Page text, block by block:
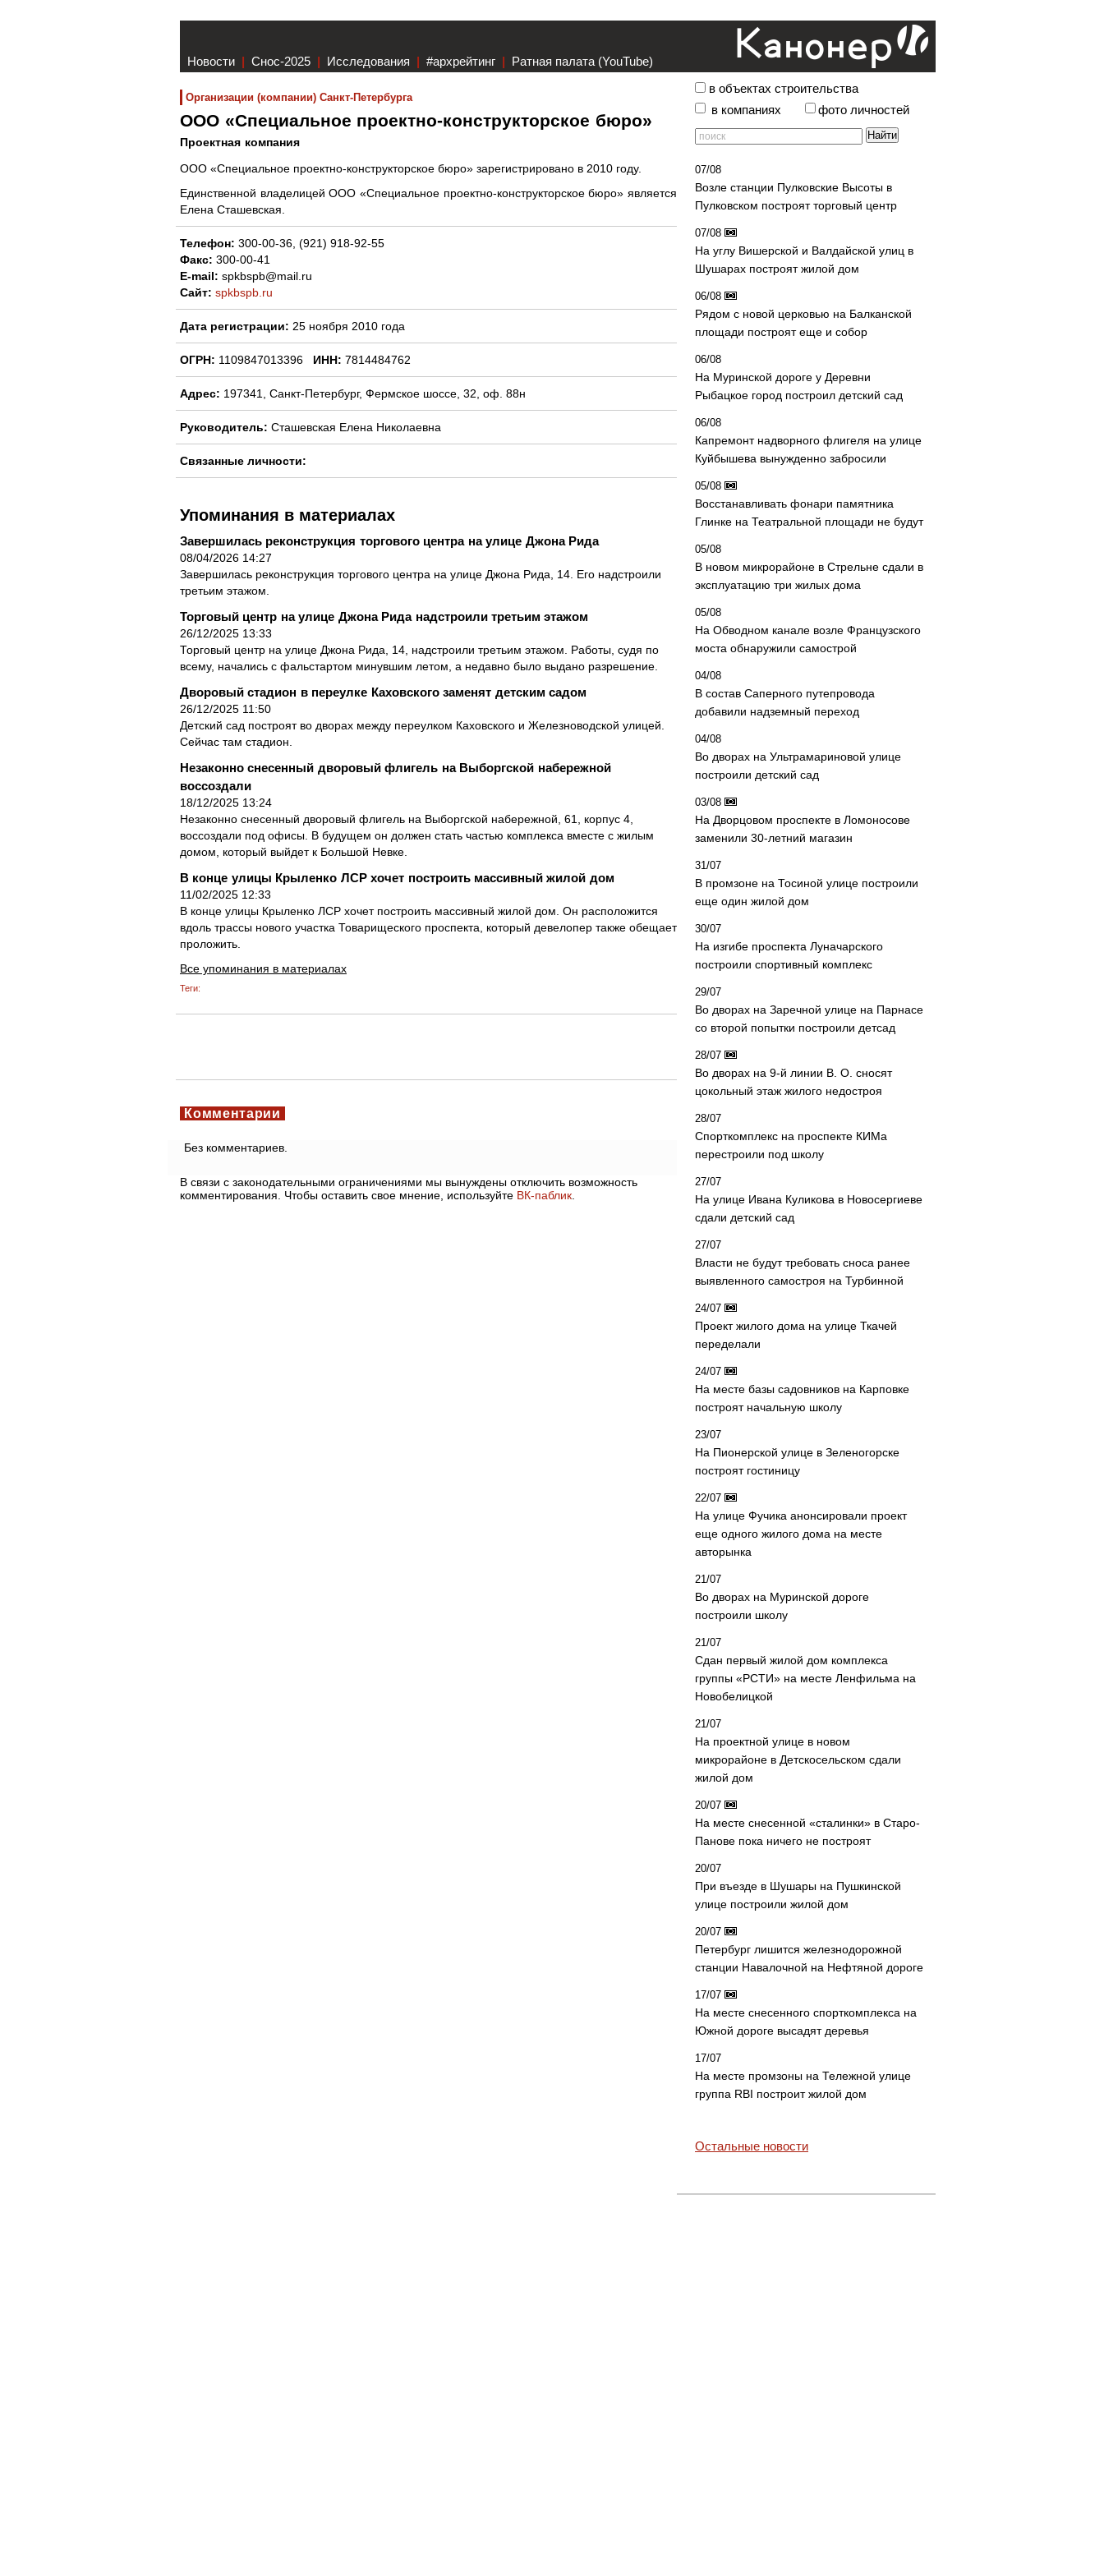
Новости | Снос-2025 | Исследования | #архрейтинг | Ратная палата (YouTube)
Организации (компании) Санкт-Петербурга
ООО «Специальное проектно-конструкторское бюро»
Проектная компания
ООО «Специальное проектно-конструкторское бюро» зарегистрировано в 2010 году.
Единственной владелицей ООО «Специальное проектно-конструкторское бюро» является
Елена Сташевская.
Телефон: 300-00-36, (921) 918-92-55
Факс: 300-00-41
E-mail: spkbspb@mail.ru
Сайт: spkbspb.ru
Дата регистрации: 25 ноября 2010 года
ОГРН: 1109847013396 ИНН: 7814484762
Адрес: 197341, Санкт-Петербург, Фермское шоссе, 32, оф. 88н
Руководитель: Сташевская Елена Николаевна
Связанные личности:
Упоминания в материалах
Завершилась реконструкция торгового центра на улице Джона Рида
08/04/2026 14:27
Завершилась реконструкция торгового центра на улице Джона Рида, 14. Его надстроили
третьим этажом.
Торговый центр на улице Джона Рида надстроили третьим этажом
26/12/2025 13:33
Торговый центр на улице Джона Рида, 14, надстроили третьим этажом. Работы, судя по
всему, начались с фальстартом минувшим летом, а недавно было выдано разрешение.
Дворовый стадион в переулке Каховского заменят детским садом
26/12/2025 11:50
Детский сад построят во дворах между переулком Каховского и Железноводской улицей.
Сейчас там стадион.
Незаконно снесенный дворовый флигель на Выборгской набережной
воссоздали
18/12/2025 13:24
Незаконно снесенный дворовый флигель на Выборгской набережной, 61, корпус 4,
воссоздали под офисы. В будущем он должен стать частью комплекса вместе с жилым
домом, который выйдет к Большой Невке.
В конце улицы Крыленко ЛСР хочет построить массивный жилой дом
11/02/2025 12:33
В конце улицы Крыленко ЛСР хочет построить массивный жилой дом. Он расположится
вдоль трассы нового участка Товарищеского проспекта, который девелопер также обещает
проложить.
Все упоминания в материалах
Теги:
Комментарии
Без комментариев.
В связи с законодательными ограничениями мы вынуждены отключить возможность
комментирования. Чтобы оставить свое мнение, используйте ВК-паблик
в объектах строительства
в компаниях
фото личностей
07/08
Возле станции Пулковские Высоты в
Пулковском построят торговый центр
07/08
На углу Вишерской и Валдайской улиц в
Шушарах построят жилой дом
06/08
Рядом с новой церковью на Балканской
площади построят еще и собор
06/08
На Муринской дороге у Деревни
Рыбацкое город построил детский сад
06/08
Капремонт надворного флигеля на улице
Куйбышева вынужденно забросили
05/08
Восстанавливать фонари памятника
Глинке на Театральной площади не будут
05/08
В новом микрорайоне в Стрельне сдали в
эксплуатацию три жилых дома
05/08
На Обводном канале возле Французского
моста обнаружили самострой
04/08
В состав Саперного путепровода
добавили надземный переход
04/08
Во дворах на Ультрамариновой улице
построили детский сад
03/08
На Дворцовом проспекте в Ломоносове
заменили 30-летний магазин
31/07
В промзоне на Тосиной улице построили
еще один жилой дом
30/07
На изгибе проспекта Луначарского
построили спортивный комплекс
29/07
Во дворах на Заречной улице на Парнасе
со второй попытки построили детсад
28/07
Во дворах на 9-й линии В. О. сносят
цокольный этаж жилого недостроя
28/07
Спорткомплекс на проспекте КИМа
перестроили под школу
27/07
На улице Ивана Куликова в Новосергиеве
сдали детский сад
27/07
Власти не будут требовать сноса ранее
выявленного самостроя на Турбинной
24/07
Проект жилого дома на улице Ткачей
переделали
24/07
На месте базы садовников на Карповке
построят начальную школу
23/07
На Пионерской улице в Зеленогорске
построят гостиницу
22/07
На улице Фучика анонсировали проект
еще одного жилого дома на месте
авторынка
21/07
Во дворах на Муринской дороге
построили школу
21/07
Сдан первый жилой дом комплекса
группы «РСТИ» на месте Ленфильма на
Новобелицкой
21/07
На проектной улице в новом
микрорайоне в Детскосельском сдали
жилой дом
20/07
На месте снесенной «сталинки» в Старо-
Панове пока ничего не построят
20/07
При въезде в Шушары на Пушкинской
улице построили жилой дом
20/07
Петербург лишится железнодорожной
станции Навалочной на Нефтяной дороге
17/07
На месте снесенного спорткомплекса на
Южной дороге высадят деревья
17/07
На месте промзоны на Тележной улице
группа RBI построит жилой дом
Остальные новости